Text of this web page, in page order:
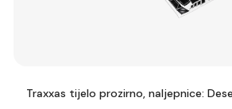
Traxxas tijelo prozirno, naljepnice: